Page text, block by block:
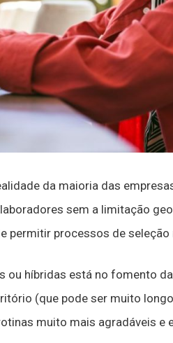
da maioria das
sem a limitação
permitir processos de
ou híbridas está no fomento
(que pode ser muito
muito mais agradáveis e